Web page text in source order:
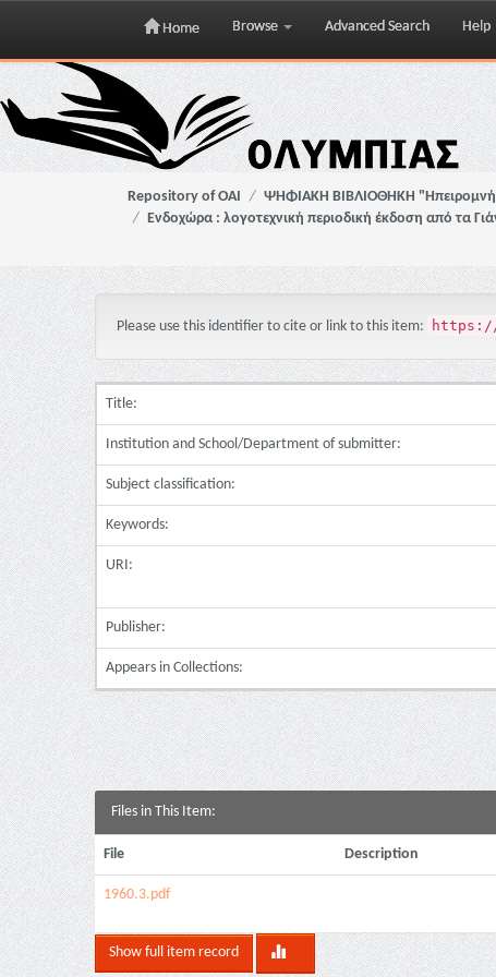
Skip
navigation
Home Browse Advanced Search Help
Repository of OAI ΨΗΦΙΑΚΗ ΒΙΒΛΙΟΘΗΚΗ
Ενδοχώρα : λογοτεχνική περιοδική έκδοση από τα
Please use this identifier to cite or link to this item: https://
Title:
Institution and School/Department of submitter:
Subject classification:
Keywords:
URI:
Publisher:
Appears in Collections:
Files in This Item:
File Description
1960.3.pdf
Show full item record